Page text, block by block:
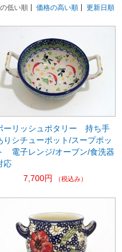
低い順 価格の高い順 更新日順
ーリッシュポタリー 持ち手
りシチューポット/スープポッ
電子レンジ/オーブン/食洗器
応
7,700円
（税込み）